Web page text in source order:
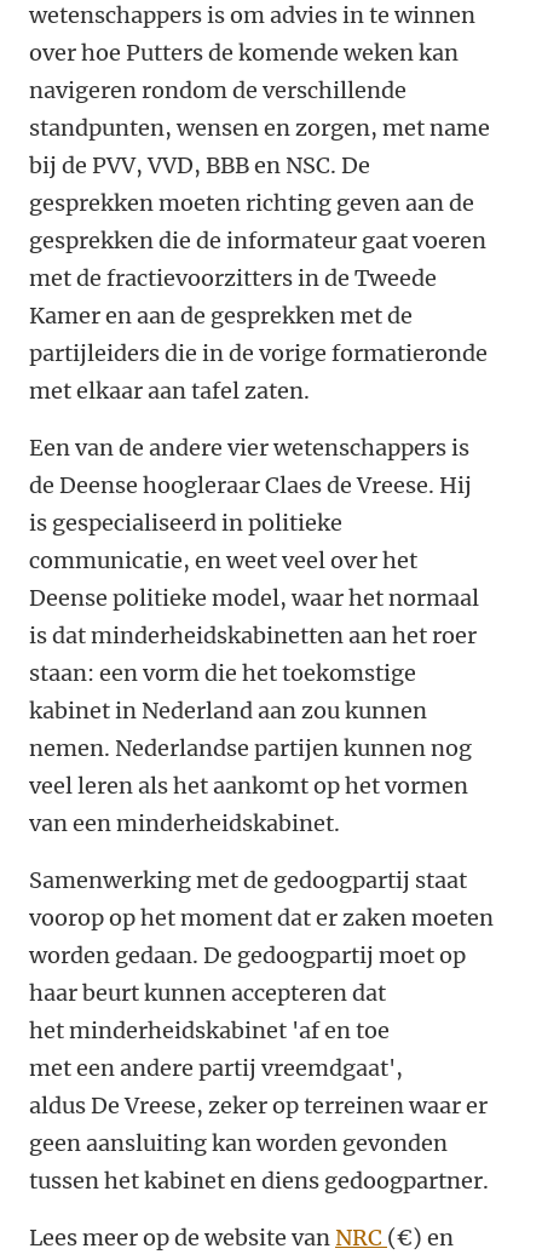
wetenschappers is om advies in te winnen
over hoe Putters de komende weken kan
navigeren rondom de verschillende
standpunten, wensen en zorgen, met name
bij de PVV, VVD, BBB en NSC. De
gesprekken moeten richting geven aan de
gesprekken die de informateur gaat voeren
met de fractievoorzitters in de Tweede
Kamer en aan de gesprekken met de
partijleiders die in de vorige formatieronde
met elkaar aan tafel zaten.
Een van de andere vier wetenschappers is
de Deense hoogleraar Claes de Vreese. Hij
is gespecialiseerd in politieke
communicatie, en weet veel over het
Deense politieke model, waar het normaal
is dat minderheidskabinetten aan het roer
staan: een vorm die het toekomstige
kabinet in Nederland aan zou kunnen
nemen. Nederlandse partijen kunnen nog
veel leren als het aankomt op het vormen
van een minderheidskabinet.
Samenwerking met de gedoogpartij staat
voorop op het moment dat er zaken moeten
worden gedaan. De gedoogpartij moet op
haar beurt kunnen accepteren dat
het minderheidskabinet 'af en toe
met een andere partij vreemdgaat',
aldus De Vreese, zeker op terreinen waar er
geen aansluiting kan worden gevonden
tussen het kabinet en diens gedoogpartner.
Lees meer op de website vanNRC (€) en